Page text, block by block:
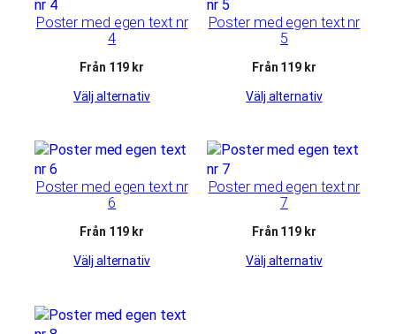
Poster med egen text nr
4
Från 119 kr
Välj alternativ
Poster med egen text nr
5
Från 119 kr
Välj alternativ
Poster med egen text nr
6
Från 119 kr
Välj alternativ
Poster med egen text nr
7
Från 119 kr
Välj alternativ